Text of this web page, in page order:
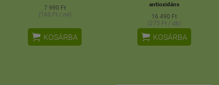
7 990 Ft
(160 Ft / ml)
 KOSÁRBA
antioxidáns
16 490 Ft
(275 Ft / db)
 KOSÁRBA